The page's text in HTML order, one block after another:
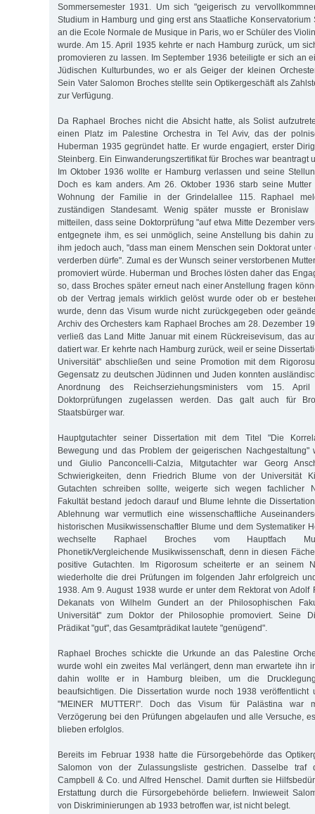
Sommersemester 1931. Um sich "geigerisch zu
Studium in Hamburg und ging erst ans Staatliche Konservatorium
an die Ecole Normale de Musique in Paris, wo er Schüler des
wurde. Am 15. April 1935 kehrte er nach Hamburg zurück, um
promovieren zu lassen. Im September 1936 beteiligte er sich an
Jüdischen Kulturbundes, wo er als Geiger der kleinen
Sein Vater Salomon Broches stellte sein Optikergeschäft als
zur Verfügung.
Da Raphael Broches nicht die Absicht hatte, als Solist
einen Platz im Palestine Orchestra in Tel Aviv, das der
Huberman 1935 gegründet hatte. Er wurde engagiert, erster
Steinberg. Ein Einwanderungszertifikat für Broches war beantragt
Im Oktober 1936 wollte er Hamburg verlassen und seine
Doch es kam anders. Am 26. Oktober 1936 starb seine
Wohnung der Familie in der Grindelallee 115. Raphael
zuständigen Standesamt. Wenig später musste er Bronislaw
mitteilen, dass seine Doktorprüfung "auf etwa Mitte Dezember
entgegnete ihm, es sei unmöglich, seine Anstellung bis dahin
ihm jedoch auch, "dass man einem Menschen sein Doktorat
verderben dürfe". Zumal es der Wunsch seiner verstorbenen
promoviert würde. Huberman und Broches lösten daher das
so, dass Broches später erneut nach einer Anstellung fragen
ob der Vertrag jemals wirklich gelöst wurde oder ob er
wurde, denn das Visum wurde nicht zurückgegeben oder
Archiv des Orchesters kam Raphael Broches am 28. Dezember
verließ das Land Mitte Januar mit einem Rückreisevisum, das
datiert war. Er kehrte nach Hamburg zurück, weil er seine
Universität" abschließen und seine Promotion mit dem
Gegensatz zu deutschen Jüdinnen und Juden konnten
Anordnung des Reichserziehungsministers vom 15.
Doktorprüfungen zugelassen werden. Das galt auch für
Staatsbürger war.
Hauptgutachter seiner Dissertation mit dem Titel "Die
Bewegung und das Problem der geigerischen Nachgestaltung"
und Giulio Panconcelli-Calzia, Mitgutachter war Georg
Schwierigkeiten, denn Friedrich Blume von der Universität
Gutachten schreiben sollte, weigerte sich wegen fachlicher
Fakultät bestand jedoch darauf und Blume lehnte die
Ablehnung war vermutlich eine wissenschaftliche
historischen Musikwissenschaftler Blume und dem Systematiker
wechselte Raphael Broches vom Hauptfach
Phonetik/Vergleichende Musikwissenschaft, denn in diesen
positive Gutachten. Im Rigorosum scheiterte er an seinem
wiederholte die drei Prüfungen im folgenden Jahr erfolgreich
1938. Am 9. August 1938 wurde er unter dem Rektorat von
Dekanats von Wilhelm Gundert an der Philosophischen
Universität" zum Doktor der Philosophie promoviert. Seine
Prädikat "gut", das Gesamtprädikat lautete "genügend".
Raphael Broches schickte die Urkunde an das Palestine
wurde wohl ein zweites Mal verlängert, denn man erwartete ihn
dahin wollte er in Hamburg bleiben, um die
beaufsichtigen. Die Dissertation wurde noch 1938 veröffentlicht
"MEINER MUTTER!". Doch das Visum für Palästina war
Verzögerung bei den Prüfungen abgelaufen und alle Versuche,
blieben erfolglos.
Bereits im Februar 1938 hatte die Fürsorgebehörde das
Salomon von der Zulassungsliste gestrichen. Dasselbe traf
Campbell & Co. und Alfred Henschel. Damit durften sie
Erstattung durch die Fürsorgebehörde beliefern. Inwieweit
von Diskriminierungen ab 1933 betroffen war, ist nicht belegt.